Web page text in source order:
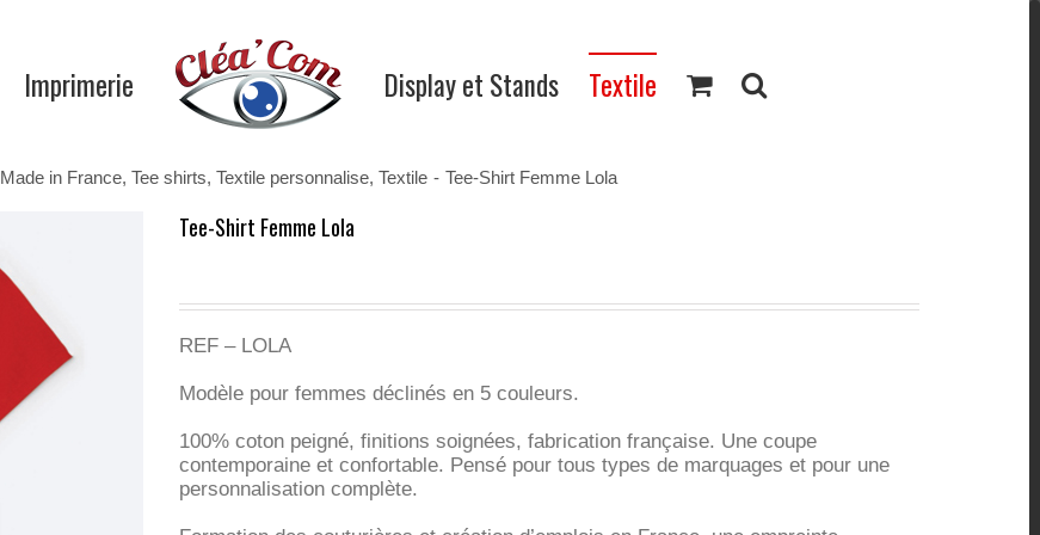
Imprimerie Display et Stands Textile
Made in France, Tee shirts, Textile personnalise, Textile - Tee-Shirt Femme Lola
Tee-Shirt Femme Lola
REF – LOLA
Modèle pour femmes déclinés en 5 couleurs.
100% coton peigné, finitions soignées, fabrication française. Une coupe
contemporaine et confortable. Pensé pour tous types de marquages et pour une
personnalisation complète.